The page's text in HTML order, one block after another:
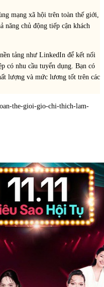
mạng xã hội trên toàn thế giới,
năng chủ động tiếp cận khách
tảng như LinkedIn để kết nối
có nhu cầu tuyển dụng. Bạn có
lượng và mức lương tốt trên các
the-gioi-gio-chi-thich-lam-